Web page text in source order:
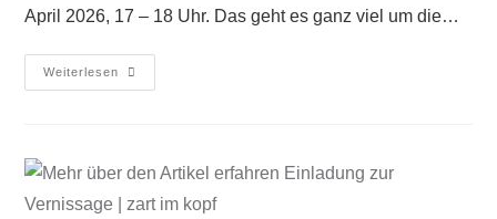
April 2026, 17 – 18 Uhr. Das geht es ganz viel um die…
Weiterlesen